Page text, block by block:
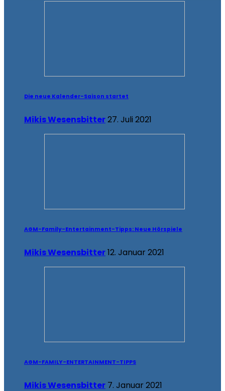
Die neue Kalender-Saison startet
Mikis Wesensbitter27. Juli 2021
AGM-Family-Entertainment-Tipps: Neue Hörspiele
Mikis Wesensbitter12. Januar 2021
AGM-FAMILY-ENTERTAINMENT-TIPPS
Mikis Wesensbitter 7. Januar 2021